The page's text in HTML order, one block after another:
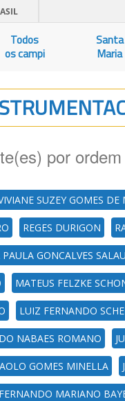
Todos
os campi
Santa
Maria
por
SUZEY GOMES DE
REGES DURIGON
GONCALVES SALAU
MATEUS FELZKE
LUIZ FERNANDO
NABAES ROMANO
GOMES MINELLA
FERNANDO MARIANO